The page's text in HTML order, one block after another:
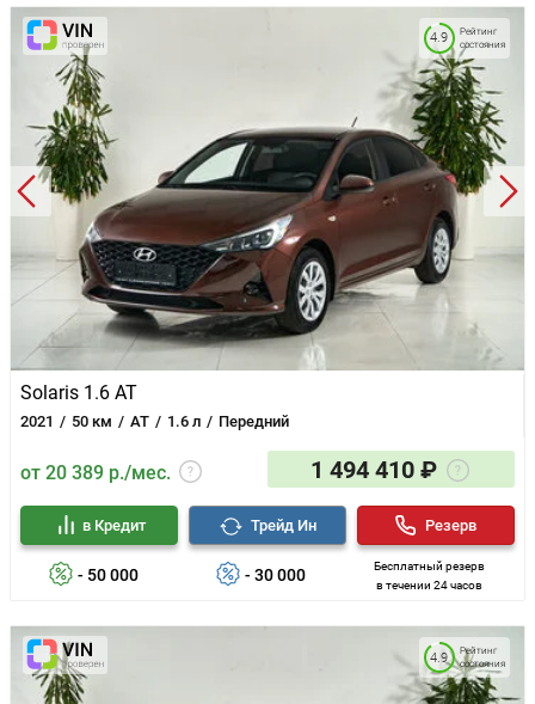
Solaris 1.6 AT
2021 50 км AT 1.6 л Передний
Рейтинг
состояния
4.9
от 20 389 р./мес. 1 494 410 ₽
- 50 000
в Кредит
- 30 000
Трейд Ин
Бесплатный резерв
в течении 24 часов
Резерв
Рейтинг
состояния
4.9